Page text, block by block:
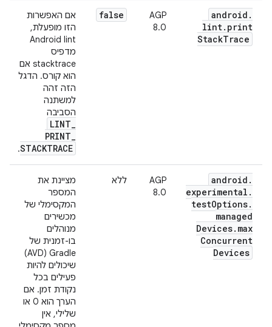
android .
lint. print
StackTrace
AGP
8.0
false
אם האפשרות
הזו מופעלת,
Android lint
מדפיס
stacktrace אם
הוא קורס. הדגל
הזה זהה
למשתנה
הסביבה
LINT_
PRINT_
STACKTRACE
.
android .
experimental .
testOptions.
managed
Devices. max
Concurrent
Devices
AGP
8.0
ללא
מציינת את
המספר
המקסימלי של
מכשירים
מנוהלים
בו-זמנית של
Gradle‏ (AVD)
שיכולים להיות
פעילים בכל
נקודת זמן. אם
הערך הוא 0 או
שלילי, אין